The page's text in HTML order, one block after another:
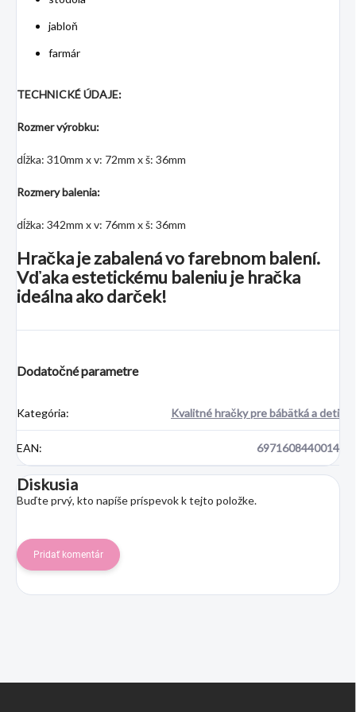
jabloň
farmár
TECHNICKÉ ÚDAJE:
Rozmer výrobku:
dĺžka: 310mm x v: 72mm x š: 36mm
Rozmery balenia:
dĺžka: 342mm x v: 76mm x š: 36mm
Hračka je zabalená vo farebnom balení.
Vďaka estetickému baleniu je hračka
ideálna ako darček!
Dodatočné parametre
Kategória: Kvalitné hračky pre bábätká a deti
EAN: 6971608440014
Diskusia
Buďte prvý, kto napíše príspevok k tejto položke.
Pridať komentár